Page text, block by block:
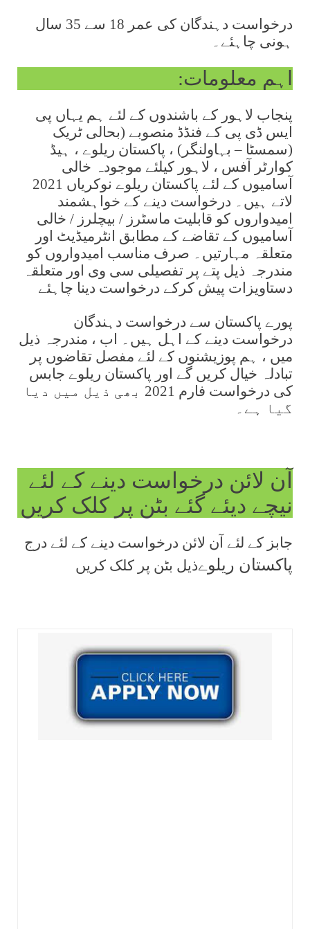
درخواست دہندگان کی عمر 18 سے 35 سال
ہونی چاہئے۔
اہم معلومات:
پنجاب لاہور کے باشندوں کے لئے ہم یہاں پی
ایس ڈی پی کے فنڈڈ منصوبے (بحالی ٹریک
(سمسٹا – بہاولنگر) ، پاکستان ریلوے ، ہیڈ
کوارٹر آفس ، لاہور کیلئے موجودہ خالی
آسامیوں کے لئے پاکستان ریلوے نوکریاں 2021
لاتے ہیں۔ درخواست دینے کے خواہشمند
امیدواروں کو قابلیت ماسٹرز / بیچلرز / خالی
آسامیوں کے تقاضے کے مطابق انٹرمیڈیٹ اور
متعلقہ مہارتیں۔ صرف مناسب امیدواروں کو
مندرجہ ذیل پتے پر تفصیلی سی وی اور متعلقہ
دستاویزات پیش کرکے درخواست دینا چاہئے
پورے پاکستان سے درخواست دہندگان
درخواست دینے کے اہل ہیں۔ اب ، مندرجہ ذیل
میں ، ہم پوزیشنوں کے لئے مفصل تقاضوں پر
تبادلہ خیال کریں گے اور پاکستان ریلوے جابس
کی درخواست فارم 2021 بھی ذیل میں دیا
گیا ہے۔
آن لائن درخواست دینے کے لئے
نیچے دیئے گئے بٹن پر کلک کریں
جابز کے لئے آن لائن درخواست دینے کے لئے درج
ذیل بٹن پر کلک کریںپاکستان ریلوے